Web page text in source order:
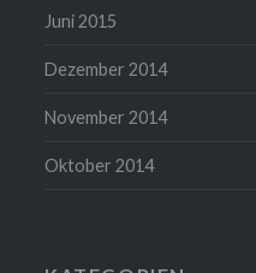
Juni 2015
Dezember 2014
November 2014
Oktober 2014